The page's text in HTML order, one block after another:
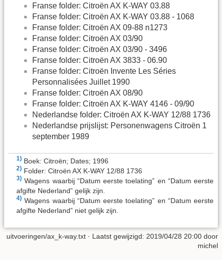
Franse folder: Citroën AX K-WAY 03.88
Franse folder: Citroën AX K-WAY 03.88 - 1068
Franse folder: Citroën AX 09-88 n1273
Franse folder: Citroën AX 03/90
Franse folder: Citroën AX 03/90 - 3496
Franse folder: Citroën AX 3833 - 06.90
Franse folder: Citroën Invente Les Séries
Personnalisées Juillet 1990
Franse folder: Citroën AX 08/90
Franse folder: Citroën AX K-WAY 4146 - 09/90
Nederlandse folder: Citroën AX K-WAY 12/88 1736
Nederlandse prijslijst: Personenwagens Citroën 1
september 1989
1) Boek: Citroën; Dates; 1996
2) Folder: Citroën AX K-WAY 12/88 1736
3) Wagens waarbij “Datum eerste toelating” en “Datum eerste
afgifte Nederland” gelijk zijn.
4) Wagens waarbij “Datum eerste toelating” en “Datum eerste
afgifte Nederland” niet gelijk zijn.
uitvoeringen/ax_k-way.txt · Laatst gewijzigd: 2019/04/28 20:00 door
michel